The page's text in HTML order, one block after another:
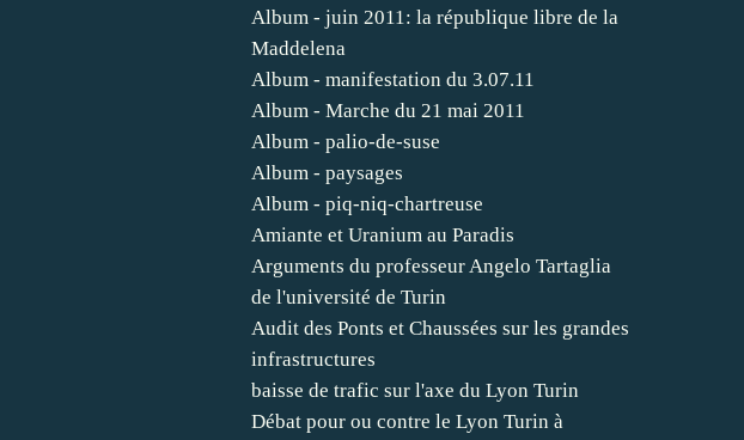
Album - juin 2011: la république libre de la
Maddelena
Album - manifestation du 3.07.11
Album - Marche du 21 mai 2011
Album - palio-de-suse
Album - paysages
Album - piq-niq-chartreuse
Amiante et Uranium au Paradis
Arguments du professeur Angelo Tartaglia
de l'université de Turin
Audit des Ponts et Chaussées sur les grandes
infrastructures
baisse de trafic sur l'axe du Lyon Turin
Débat pour ou contre le Lyon Turin à